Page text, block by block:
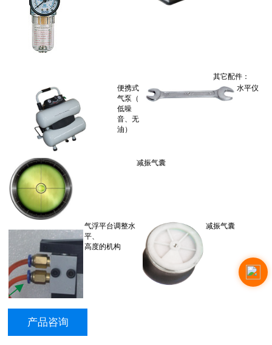
其它配件：
便携式
气泵（
低噪
音、无
油）
水平仪
减振气囊
气浮平台调整水
平、
高度的机构
减振气囊
产品咨询